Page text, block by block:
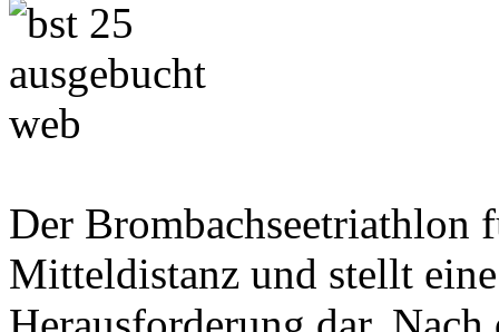
Der
Mitteldistanz und stellt